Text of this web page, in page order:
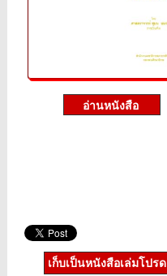
เก็บเป็นหนังสือเล่มโปรด